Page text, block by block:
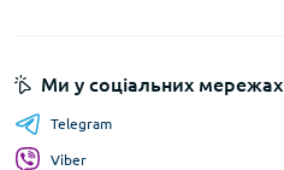
Ми у соціальних мережах
Telegram
Viber